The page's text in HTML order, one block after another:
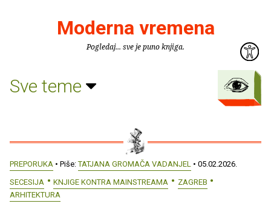
Moderna vremena
Pogledaj... sve je puno knjiga.
Sve teme
PREPORUKA • Piše:TATJANA GROMAČA VADANJEL • 05.02.2026.
SECESIJA
KNJIGE KONTRA MAINSTREAMA
ZAGREB
ARHITEKTURA